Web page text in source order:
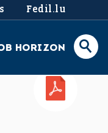
Fedil.lu
HORIZON
PDF